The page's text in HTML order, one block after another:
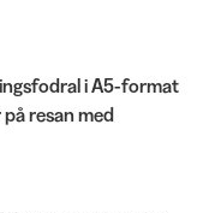
i A5-format
resan med